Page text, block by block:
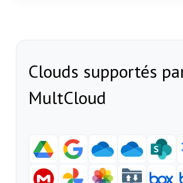
Clouds supportés
MultCloud